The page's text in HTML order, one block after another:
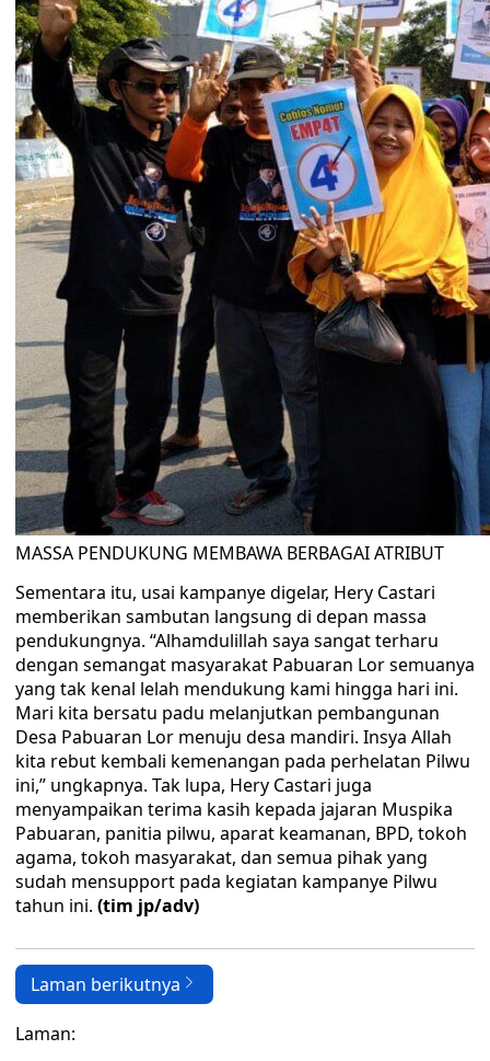
MASSA PENDUKUNG MEMBAWA BERBAGAI ATRIBUT
Sementara itu, usai kampanye digelar, Hery Castari
memberikan sambutan langsung di depan massa
pendukungnya. “Alhamdulillah saya sangat terharu
dengan semangat masyarakat Pabuaran Lor semuanya
yang tak kenal lelah mendukung kami hingga hari ini.
Mari kita bersatu padu melanjutkan pembangunan
Desa Pabuaran Lor menuju desa mandiri. Insya Allah
kita rebut kembali kemenangan pada perhelatan Pilwu
ini,” ungkapnya. Tak lupa, Hery Castari juga
menyampaikan terima kasih kepada jajaran Muspika
Pabuaran, panitia pilwu, aparat keamanan, BPD, tokoh
agama, tokoh masyarakat, dan semua pihak yang
sudah mensupport pada kegiatan kampanye Pilwu
tahun ini. (tim jp/adv)
Laman berikutnya
Laman: